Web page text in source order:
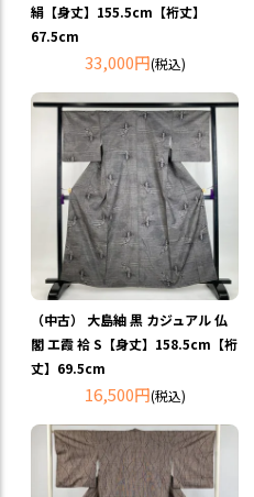
絹【身丈】155.5cm【裄丈】
67.5cm
33,000円(税込)
（中古） 大島紬 黒 カジュアル 仏
閣 エ霞 袷 S【身丈】158.5cm【裄
丈】69.5cm
16,500円(税込)